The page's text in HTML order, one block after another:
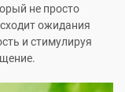
не просто
ожидания
и стимулируя